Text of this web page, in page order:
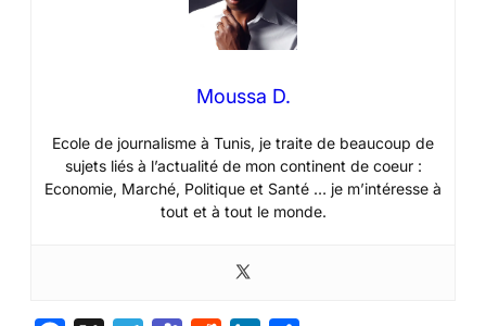
Moussa D.
Ecole de journalisme à Tunis, je traite de beaucoup de
sujets liés à l’actualité de mon continent de coeur :
Economie, Marché, Politique et Santé … je m’intéresse à
tout et à tout le monde.